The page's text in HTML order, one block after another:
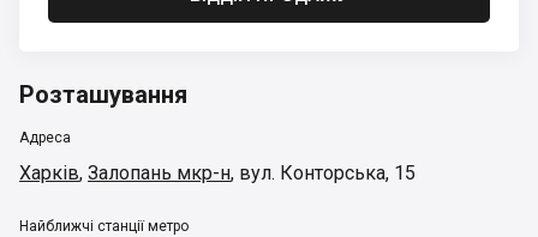
Розташування
Адреса
Харків, Залопань мкр-н, вул. Конторська, 15
Найближчі станції метро